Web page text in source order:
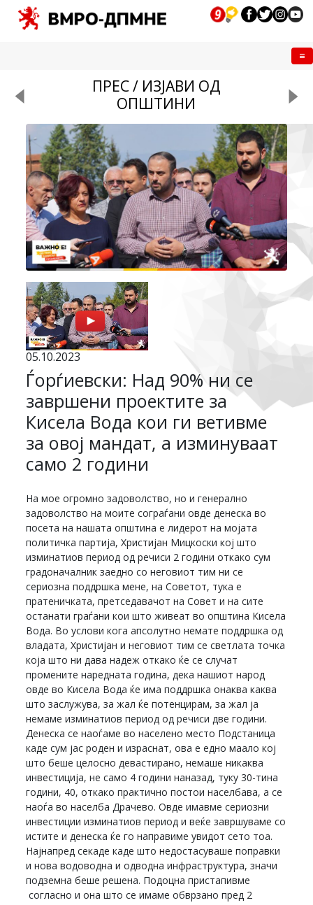
ПРЕС / ИЗЈАВИ ОД
ОПШТИНИ
05.10.2023
Ѓорѓиевски: Над 90% ни се
завршени проектите за
Кисела Вода кои ги ветивме
за овој мандат, а изминуваат
само 2 години
На мое огромно задоволство, но и генерално
задоволство на моите сограѓани овде денеска во
посета на нашата општина е лидерот на мојата
политичка партија, Христијан Мицкоски кој што
изминатиов период од речиси 2 години откако сум
градоначалник заедно со неговиот тим ни се
сериозна поддршка мене, на Советот, тука е
пратеничката, претседавачот на Совет и на сите
останати граѓани кои што живеат во општина Кисела
Вода. Во услови кога апсолутно немате поддршка од
владата, Христијан и неговиот тим се светлата точка
која што ни дава надеж откако ќе се случат
промените наредната година, дека нашиот народ
овде во Кисела Вода ќе има поддршка онаква каква
што заслужува, за жал ќе потенцирам, за жал ја
немаме изминатиов период од речиси две години.
Денеска се наоѓаме во населено место Подстаница
каде сум јас роден и израснат, ова е едно маало кој
што беше целосно девастирано, немаше никаква
инвестиција, не само 4 години наназад, туку 30-тина
години, 40, откако практично постои населбава, а се
наоѓа во населба Драчево. Овде имавме сериозни
инвестиции изминатиов период и веќе завршуваме со
истите и денеска ќе го направиме увидот сето тоа.
Најнапред секаде каде што недостасуваше поправки
и нова водоводна и одводна инфраструктура, значи
подземна беше решена. Подоцна пристапивме
согласно и она што се имаме обврзано пред 2